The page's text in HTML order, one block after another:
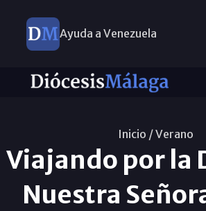
Ayuda a Venezuela
Inicio /Verano
Viajando por la
Nuestra